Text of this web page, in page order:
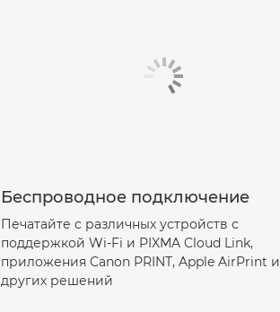
Беспроводное подключение
Печатайте с различных устройств с
поддержкой Wi-Fi и PIXMA Cloud Link,
приложения Canon PRINT, Apple AirPrint и
других решений